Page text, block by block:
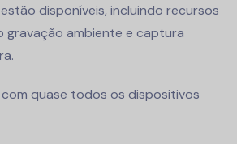
disponíveis, incluindo recursos
gravação ambiente e captura
quase todos os dispositivos